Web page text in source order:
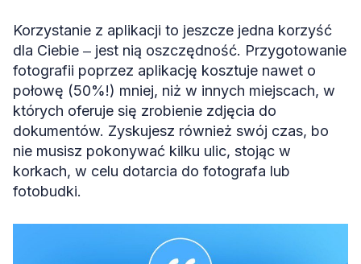
Korzystanie z aplikacji to jeszcze jedna korzyść
dla Ciebie ‒ jest nią oszczędność. Przygotowanie
fotografii poprzez aplikację kosztuje nawet o
połowę (50%!) mniej, niż w innych miejscach, w
których oferuje się zrobienie zdjęcia do
dokumentów. Zyskujesz również swój czas, bo
nie musisz pokonywać kilku ulic, stojąc w
korkach, w celu dotarcia do fotografa lub
fotobudki.